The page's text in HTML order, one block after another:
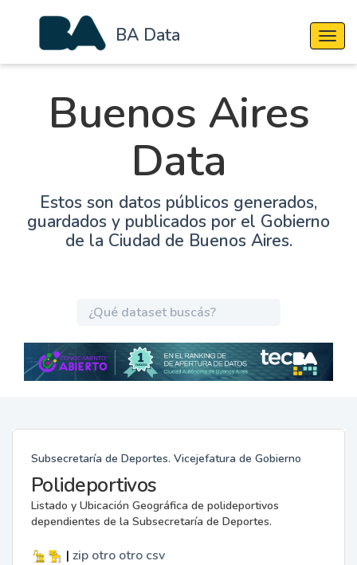
BA Data
Buenos Aires
Data
Estos son datos públicos generados,
guardados y publicados por el Gobierno
de la Ciudad de Buenos Aires.
Subsecretaría de Deportes. Vicejefatura de Gobierno
Polideportivos
Listado y Ubicación Geográfica de polideportivos
dependientes de la Subsecretaría de Deportes.
| zip otro otro csv